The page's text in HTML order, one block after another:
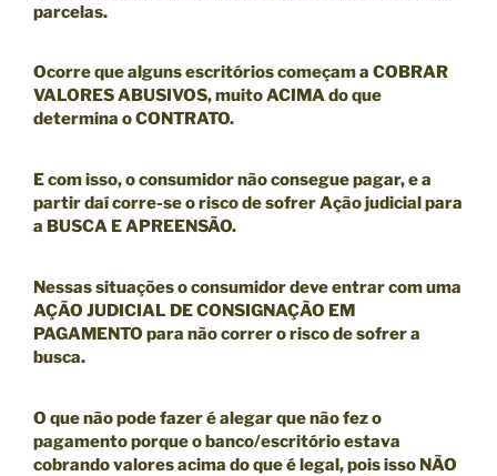
parcelas.
Ocorre que alguns escritórios começam a COBRAR
VALORES ABUSIVOS, muito ACIMA do que
determina o CONTRATO.
E com isso, o consumidor não consegue pagar, e a
partir daí corre-se o risco de sofrer Ação judicial para
a BUSCA E APREENSÃO.
Nessas situações o consumidor deve entrar com uma
AÇÃO JUDICIAL DE CONSIGNAÇÃO EM
PAGAMENTO para não correr o risco de sofrer a
busca.
O que não pode fazer é alegar que não fez o
pagamento porque o banco/escritório estava
cobrando valores acima do que é legal, pois isso NÃO